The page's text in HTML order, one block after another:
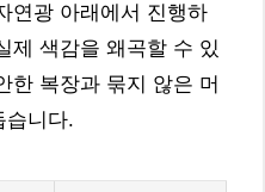
연광 아래에서 진행하
제 색감을 왜곡할 수 있
한 복장과 묶지 않은 머
습니다.